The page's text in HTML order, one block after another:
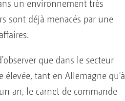
un environnement très
sont déjà menacés par une
que dans le secteur
élevée, tant en Allemagne qu'à
an, le carnet de commande